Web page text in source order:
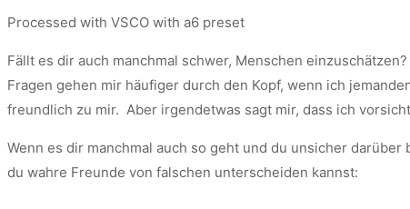
Processed with VSCO with a6 preset
Fällt es dir auch manchmal schwer, Menschen
Fragen gehen mir häufiger durch den Kopf, wenn ich
freundlich zu mir. Aber irgendetwas sagt mir, dass ich
Wenn es dir manchmal auch so geht und du unsicher
du wahre Freunde von falschen unterscheiden kannst: